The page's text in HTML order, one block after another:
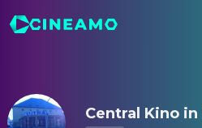
Central Kino in Wittenberg –
Central Kino